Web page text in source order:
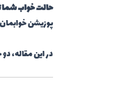
حالت خواب شما
پوزیشن
در این مقاله،